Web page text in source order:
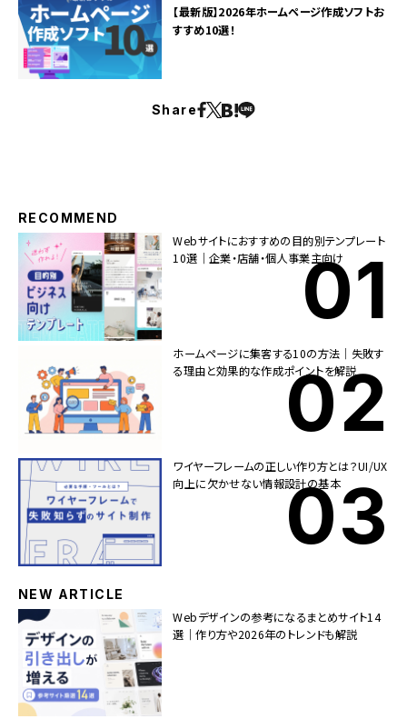
【最新版】2026年ホームページ作成ソフトお
すすめ10選！
Share
RECOMMEND
Webサイトにおすすめの目的別テンプレート
10選｜企業・店舗・個人事業主向け
ホームページに集客する10の方法｜失敗す
る理由と効果的な作成ポイントを解説
ワイヤーフレームの正しい作り方とは？UI/UX
向上に欠かせない情報設計の基本
NEW ARTICLE
Webデザインの参考になるまとめサイト14
選｜作り方や2026年のトレンドも解説